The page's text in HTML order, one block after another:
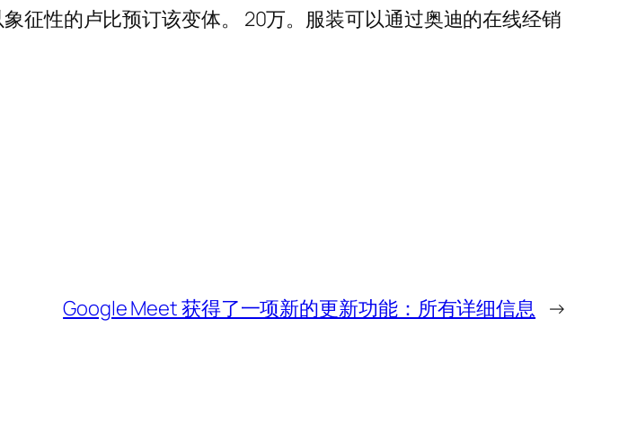
征性的卢比预订该变体。 20万。服装可以通过奥迪的在线经销
Google Meet 获得了一项新的更新功能：所有详细信息 →